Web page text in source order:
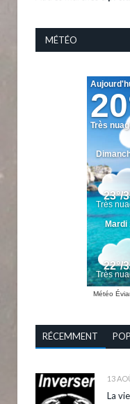
MÉTÉO
Météo
RÉCEMMENT
13
La